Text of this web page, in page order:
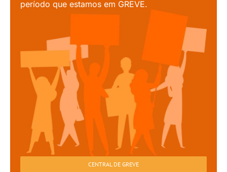
período que estamos em GREVE.
CENTRAL DE GREVE